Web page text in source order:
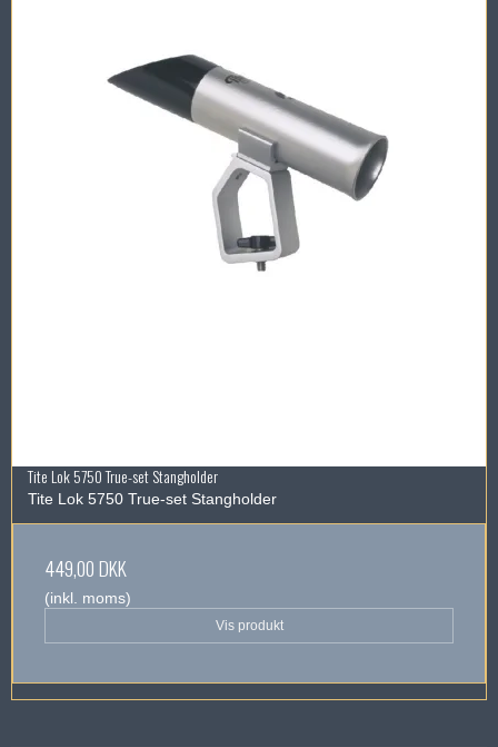
Tite Lok 5750 True-set Stangholder
Tite Lok 5750 True-set Stangholder
449,00 DKK
(inkl. moms)
Vis produkt